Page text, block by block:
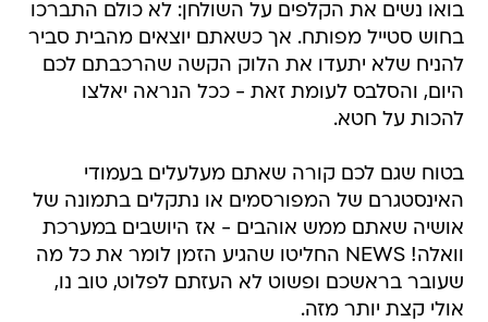
בואו נשים את הקלפים על השולחן: לא כולם התברכו
בחוש סטייל מפותח. אך כשאתם יוצאים מהבית סביר
להניח שלא יתעדו את הלוק הקשה שהרכבתם לכם
היום, והסלבס לעומת זאת - ככל הנראה יאלצו
להכות על חטא.
בטוח שגם לכם קורה שאתם מעלעלים בעמודי
האינסטגרם של המפורסמים או נתקלים בתמונה של
אושיה שאתם ממש אוהבים - אז היושבים במערכת
וואלה! NEWS החליטו שהגיע הזמן לומר את כל מה
שעובר בראשכם ופשוט לא העזתם לפלוט, טוב נו,
אולי קצת יותר מזה.